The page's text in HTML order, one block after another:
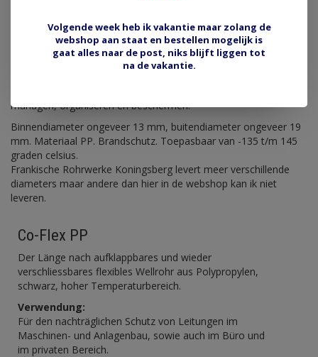
constructie wel een heel stuk stijver dan de SCT slangen uit de
webshop. Alleen per lengte van 10 meter te bestellen.
Het buisconcept beschermt kabels en draden, zelfs daar
managen, organiseren en beschermen.
Binnendiameter ongeveer 13 mm, buitendiameter ongeveer 19
mm. Materiaal PP. Brandschutz. Toepasbaar van -135 t/m 145
graden celsius.
Frankische Rohrwerke Koningsberg levert meer verschillende
diameters maar andere dan hier in de webshop kan ik niet
leveren.
Co-Flex PP
Der Länge nach aufklappbares und wieder
verschliessbares flexibles Wellrohr aus Polypropylen,
schwarz, hoher Temperaturbereich.
Verwendung:
Für den nachträglichen Schutz von Leitungen im
Maschinen- und Anlagenbau, sowie auch im Büro und
im privaten Bereich.
Volgende week heb ik vakantie maar zolang de
webshop aan staat en bestellen mogelijk is
gaat alles naar de post, niks blijft liggen tot
na de vakantie.